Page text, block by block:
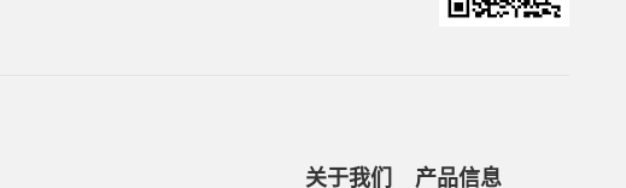
关于我们 产品信息